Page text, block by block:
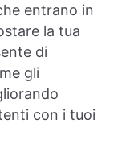
entrano in
la tua
di
gli
con i tuoi